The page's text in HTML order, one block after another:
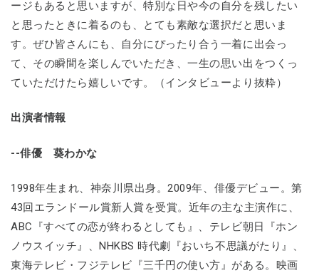
ージもあると思いますが、特別な日や今の自分を残したい
と思ったときに着るのも、とても素敵な選択だと思いま
す。ぜひ皆さんにも、自分にぴったり合う一着に出会っ
て、その瞬間を楽しんでいただき、一生の思い出をつくっ
ていただけたら嬉しいです。（インタビューより抜粋）
出演者情報
--俳優 葵わかな
1998年生まれ、神奈川県出身。2009年、俳優デビュー。第
43回エランドール賞新人賞を受賞。近年の主な主演作に、
ABC『すべての恋が終わるとしても』、テレビ朝日『ホン
ノウスイッチ』、NHKBS 時代劇『おいち不思議がたり』、
東海テレビ・フジテレビ『三千円の使い方』がある。映画